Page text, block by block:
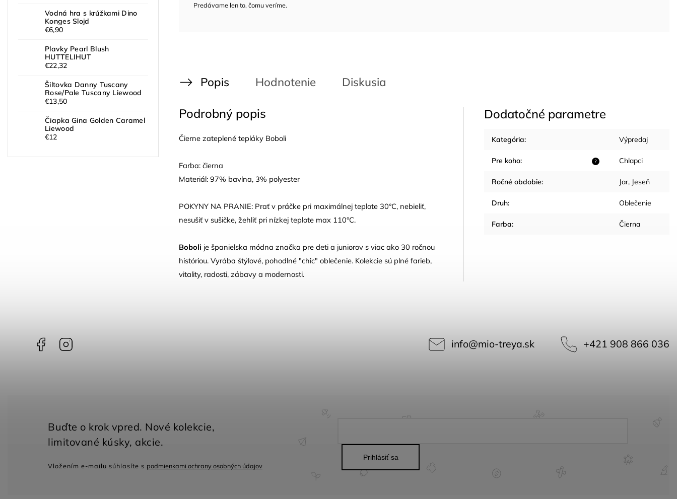
Vodná hra s krúžkami Dino
Konges Slojd
€6,90
Plavky Pearl Blush
HUTTELIHUT
€22,32
Šiltovka Danny Tuscany
Rose/Pale Tuscany Liewood
€13,50
Čiapka Gina Golden Caramel
Liewood
€12
Predávame len to, čomu veríme.
Popis Hodnotenie Diskusia
Podrobný popis
Čierne zateplené tepláky Boboli
Farba: čierna
Materiál: 97% bavlna, 3% polyester
POKYNY NA PRANIE: Prať v práčke pri maximálnej teplote 30°C, nebieliť,
nesušiť v sušičke, žehliť pri nízkej teplote max 110°C.
Boboli je španielska módna značka pre deti a juniorov s viac ako 30 ročnou
históriou. Vyrába štýlové, pohodlné "chic" oblečenie. Kolekcie sú plné farieb,
vitality, radosti, zábavy a modernosti.
Dodatočné parametre
Kategória: Výpredaj
?
Pre koho: Chlapci
Ročné obdobie: Jar, Jeseň
Druh: Oblečenie
Farba: Čierna
Facebook info@mio-treya.sk +421 908 866 036
Vložením e-mailu súhlasíte s podmienkami ochrany osobných údajov
Prihlásiť sa